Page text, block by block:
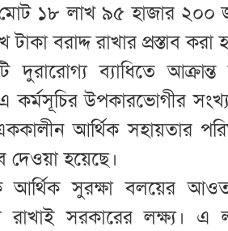
১৮ লাখ ৯৫ হাজার ২০০
বরাদ্দ রাখার প্রস্তাব করা
দুরারোগ্য ব্যাধিতে আক্রান্ত
উপকারভোগীর
আর্থিক সহায়তার
দেওয়া হয়েছে।
আর্থিক সুরক্ষা বলয়ের
সরকারের লক্ষ্য। এ